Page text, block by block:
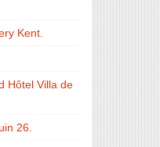
Kent.
Hôtel Villa de
26.